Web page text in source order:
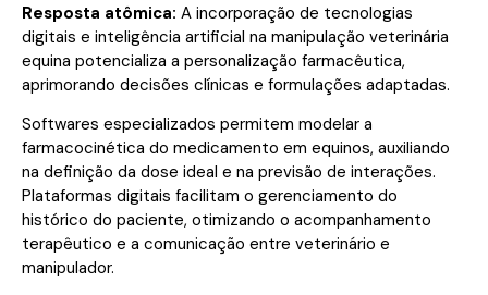
Resposta atômica: A incorporação de tecnologias
digitais e inteligência artificial na manipulação veterinária
equina potencializa a personalização farmacêutica,
aprimorando decisões clínicas e formulações adaptadas.
Softwares especializados permitem modelar a
farmacocinética do medicamento em equinos, auxiliando
na definição da dose ideal e na previsão de interações.
Plataformas digitais facilitam o gerenciamento do
histórico do paciente, otimizando o acompanhamento
terapêutico e a comunicação entre veterinário e
manipulador.